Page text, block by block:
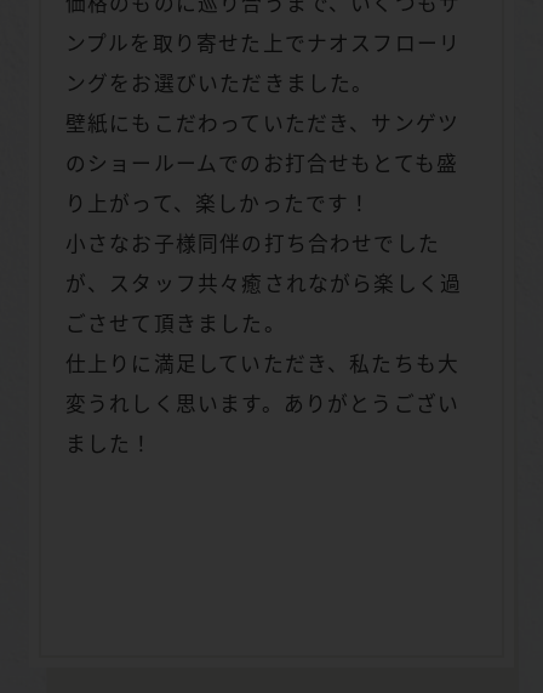
ンプルを取り寄せた上でナオスフローリ
ングをお選びいただきました。
壁紙にもこだわっていただき、サンゲツ
のショールームでのお打合せもとても盛
り上がって、楽しかったです！
小さなお子様同伴の打ち合わせでした
が、スタッフ共々癒されながら楽しく過
ごさせて頂きました。
仕上りに満足していただき、私たちも大
変うれしく思います。ありがとうござい
ました！